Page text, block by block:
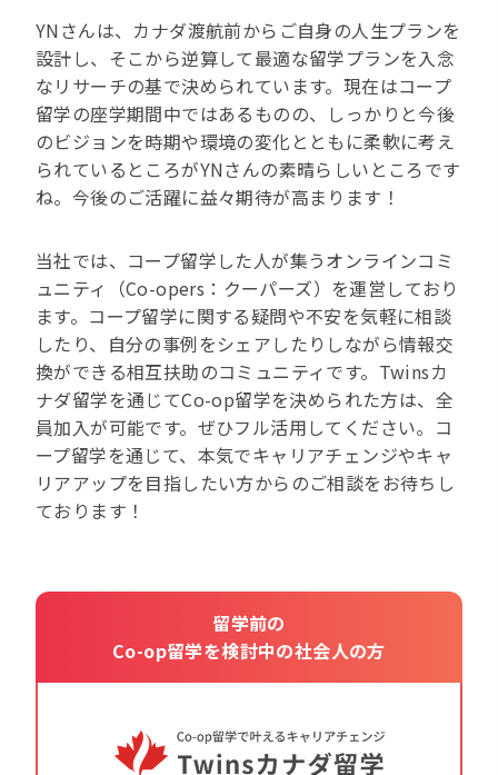
YNさんは、カナダ渡航前からご自身の人生プランを
設計し、そこから逆算して最適な留学プランを入念
なリサーチの基で決められています。現在はコープ
留学の座学期間中ではあるものの、しっかりと今後
のビジョンを時期や環境の変化とともに柔軟に考え
られているところがYNさんの素晴らしいところです
ね。今後のご活躍に益々期待が高まります！
当社では、コープ留学した人が集うオンラインコミ
ュニティ（Co-opers：クーパーズ）を運営しており
ます。コープ留学に関する疑問や不安を気軽に相談
したり、自分の事例をシェアしたりしながら情報交
換ができる相互扶助のコミュニティです。Twinsカ
ナダ留学を通じてCo-op留学を決められた方は、全
員加入が可能です。ぜひフル活用してください。コ
ープ留学を通じて、本気でキャリアチェンジやキャ
リアアップを目指したい方からのご相談をお待ちし
ております！
留学前の
Co-op留学を検討中の社会人の方